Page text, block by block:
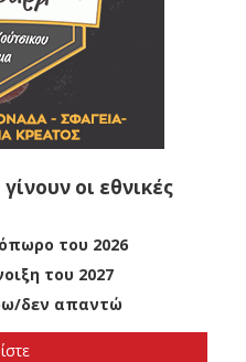
οι εθνικές
του 2026